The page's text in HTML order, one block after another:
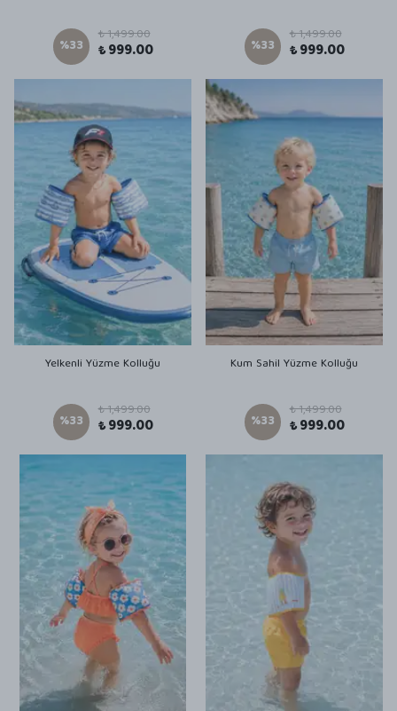
%33
₺ 1,499.00
₺ 999.00 %33
₺ 1,499.00
₺ 999.00
Yelkenli Yüzme Kolluğu
%33
₺ 1,499.00
₺ 999.00
Kum Sahil Yüzme Kolluğu
%33
₺ 1,499.00
₺ 999.00